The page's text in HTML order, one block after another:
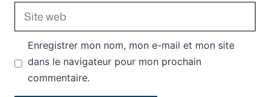
Site
web
Enregistrer mon nom, mon e-mail et mon site
dans le navigateur pour mon prochain
commentaire.